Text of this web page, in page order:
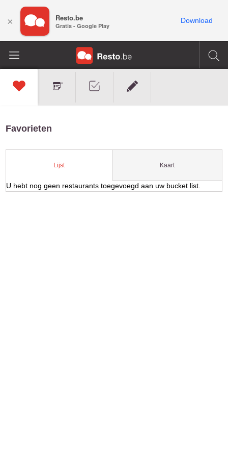
Favorieten
Lijst Kaart
U hebt nog geen restaurants toegevoegd aan uw bucket list.
× Resto.be
Gratis - Google Play
Download